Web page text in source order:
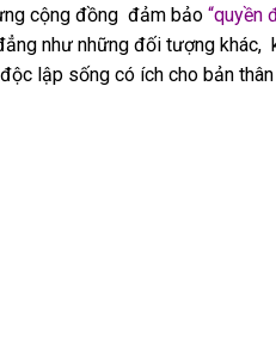
cộng đồng đảm bảo “quyền
như những đối tượng
lập sống có ích cho bản